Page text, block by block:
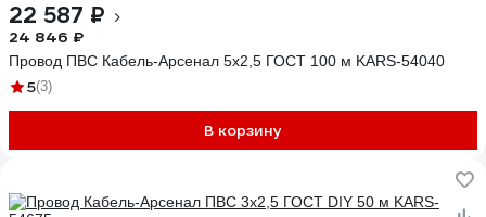
22 587 ₽
24 846 ₽
Провод ПВС Кабель-Арсенал 5x2,5 ГОСТ 100 м KARS-54040
5(3)
В корзину